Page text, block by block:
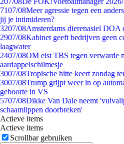
7107/08Meer agressie tegen een
jij je intimideren?
3207/08Amsterdams dierenasiel
2907/08Kabinet geeft bedrijven geen
laagwater
2407/08OM eist TBS tegen verwarde
aardappelschilmesje
3007/08Tropische hitte keert zondag
3007/08Trump grijpt weer in op
geboorte in VS
5707/08Dikke Van Dale neemt
schaamlippen doorbreken'
Actieve items
Actieve items
Scrollbar gebruiken